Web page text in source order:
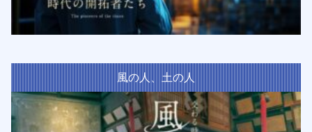
風の人、土の人